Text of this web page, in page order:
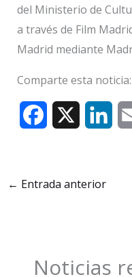
del Ministerio de
a través de Film
Madrid mediante
Comparte esta noticia:
← Entrada anterior
Noticias